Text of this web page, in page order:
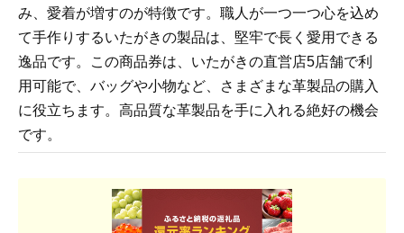
み、愛着が増すのが特徴です。職人が一つ一つ心を込め
て手作りするいたがきの製品は、堅牢で長く愛用できる
逸品です。この商品券は、いたがきの直営店5店舗で利
用可能で、バッグや小物など、さまざまな革製品の購入
に役立ちます。高品質な革製品を手に入れる絶好の機会
です。